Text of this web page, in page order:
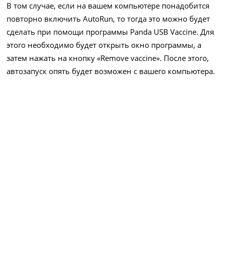
В том случае, если на вашем компьютере понадобится
повторно включить AutoRun, то тогда это можно будет
сделать при помощи программы Panda USB Vaccine. Для
этого необходимо будет открыть окно программы, а
затем нажать на кнопку «Remove vaccine». После этого,
автозапуск опять будет возможен с вашего компьютера.